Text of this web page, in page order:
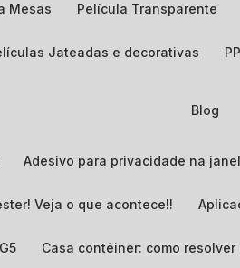
Mesas Película Transparente
Jateadas e decorativas
Blog
Adesivo para privacidade na
Veja o que acontece!!
Casa contêiner: como